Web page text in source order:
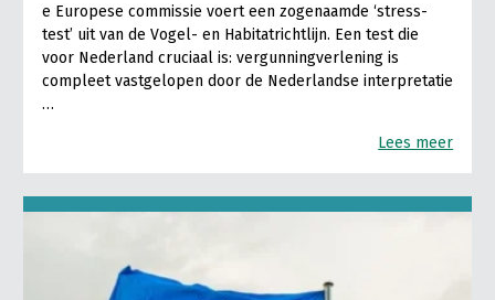
1 november: de nieuwe Europese Commissie gaat aan het
werk, evenals de nieuwe voorzitter van de Europese Raad,
Louis Michel.
e Europese commissie voert een zogenaamde ‘stress-
test’ uit van de Vogel- en Habitatrichtlijn. Een test die
voor Nederland cruciaal is: vergunningverlening is
compleet vastgelopen door de Nederlandse interpretatie
…
Lees meer